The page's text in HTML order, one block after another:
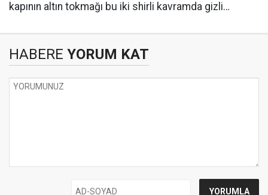
kapının altın tokmağı bu iki shirli kavramda gizli…
HABERE YORUM KAT